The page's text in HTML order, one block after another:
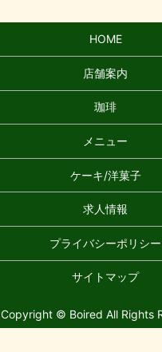
HOME
店舗案内
珈琲
メニュー
ケーキ/洋菓子
求人情報
プライバシーポリシー
サイトマップ
Copyright © Boired All Rights